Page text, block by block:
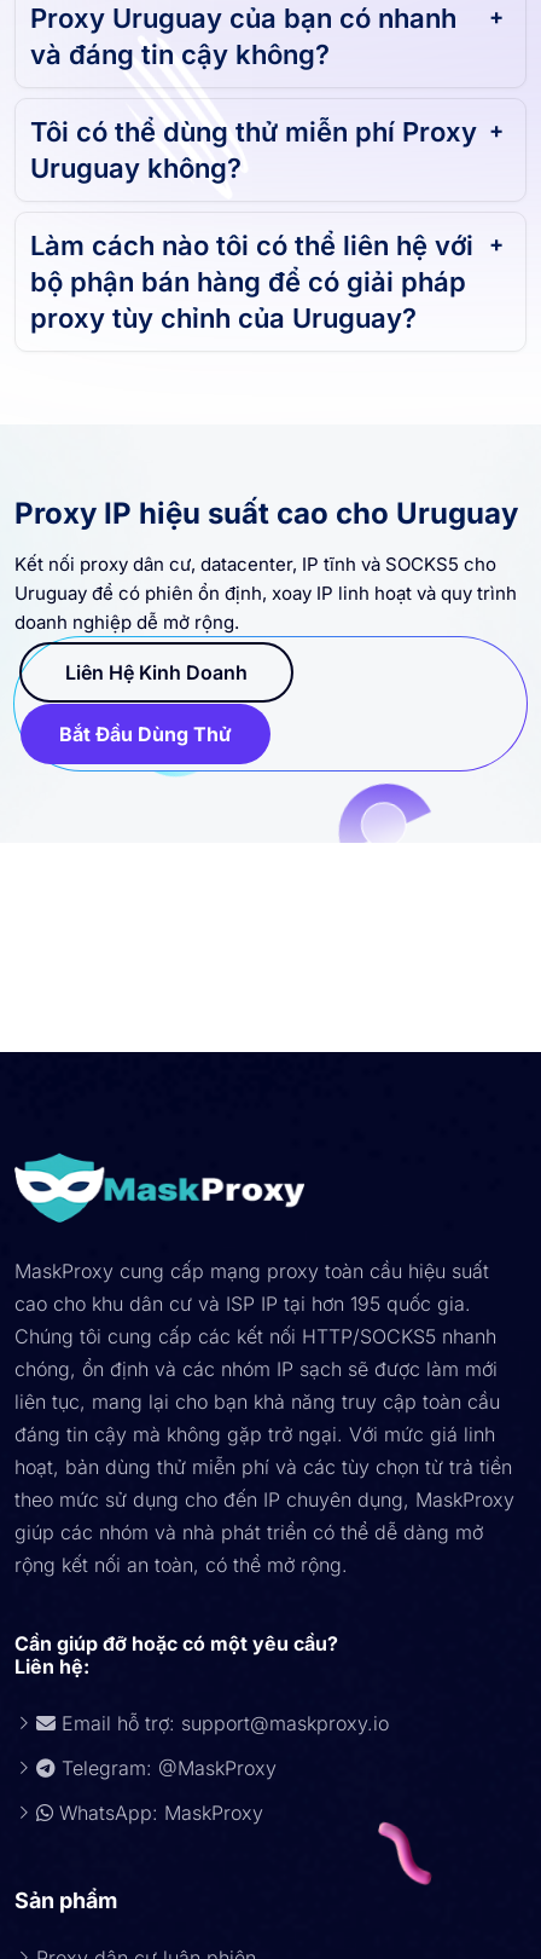
Proxy Uruguay của bạn có nhanh
và đáng tin cậy không?
Tôi có thể dùng thử miễn phí Proxy
Uruguay không?
Làm cách nào tôi có thể liên hệ với
bộ phận bán hàng để có giải pháp
proxy tùy chỉnh của Uruguay?
Proxy IP hiệu suất cao cho Uruguay
Kết nối proxy dân cư, datacenter, IP tĩnh và SOCKS5 cho
Uruguay để có phiên ổn định, xoay IP linh hoạt và quy trình
doanh nghiệp dễ mở rộng.
Liên Hệ Kinh Doanh
Bắt Đầu Dùng Thử
MaskProxy cung cấp mạng proxy toàn cầu hiệu suất
cao cho khu dân cư và ISP IP tại hơn 195 quốc gia.
Chúng tôi cung cấp các kết nối HTTP/SOCKS5 nhanh
chóng, ổn định và các nhóm IP sạch sẽ được làm mới
liên tục, mang lại cho bạn khả năng truy cập toàn cầu
đáng tin cậy mà không gặp trở ngại. Với mức giá linh
hoạt, bản dùng thử miễn phí và các tùy chọn từ trả tiền
theo mức sử dụng cho đến IP chuyên dụng, MaskProxy
giúp các nhóm và nhà phát triển có thể dễ dàng mở
rộng kết nối an toàn, có thể mở rộng.
Cần giúp đỡ hoặc có một yêu cầu?
Liên hệ:
Email hỗ trợ: support@maskproxy.io
Telegram: @MaskProxy
WhatsApp: MaskProxy
Sản phẩm